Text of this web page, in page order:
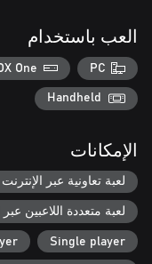
معدات أصلية من العلامات
مثل منطقة صناعية
العب باستخدام
PC
One
Handheld
الإمكانات
لعبة تعاونية عبر الإنترنت (2-
لعبة متعددة اللاعبين عبر
Single player